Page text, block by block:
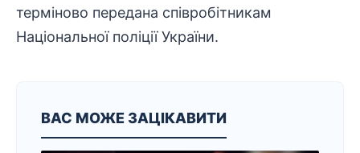
терміново передана співробітникам
Національної поліції України.
ВАС МОЖЕ ЗАЦІКАВИТИ